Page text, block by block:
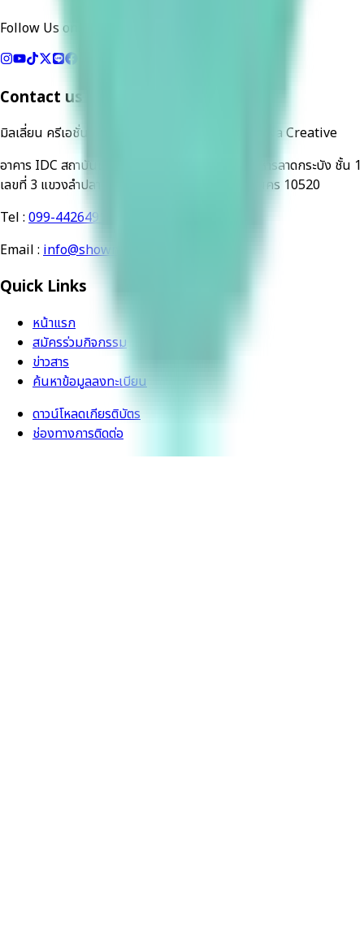
Follow Us on:
Contact us
มิลเลี่ยน ครีเอชั่น Million Creation - ณ ครีเอทีฟ Na Creative
อาคาร IDC สถาบันเทคโนโลยีพระจอมเกล้าเจ้าคุณทหารลาดกระบัง ชั้น 1
เลขที่ 3 แขวงลำปลาทิว เขตลาดกระบัง กรุงเทพมหานคร 10520
Tel : 099-4426491
Email : info@showmeugot.com
Quick Links
หน้าแรก
สมัครร่วมกิจกรรม
ข่าวสาร
ค้นหาข้อมูลลงทะเบียน
ดาวน์โหลดเกียรติบัตร
ช่องทางการติดต่อ